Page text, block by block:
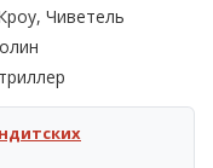
Чиветель